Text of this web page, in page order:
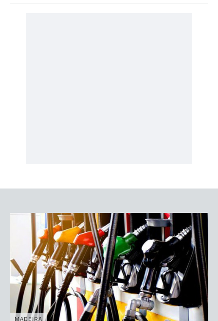
MADEIRA